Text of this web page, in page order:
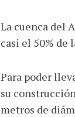
La cuenca del
casi el 50% de
Para poder
su
metros de